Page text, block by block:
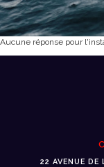
Aucune réponse pour
22 AVENUE